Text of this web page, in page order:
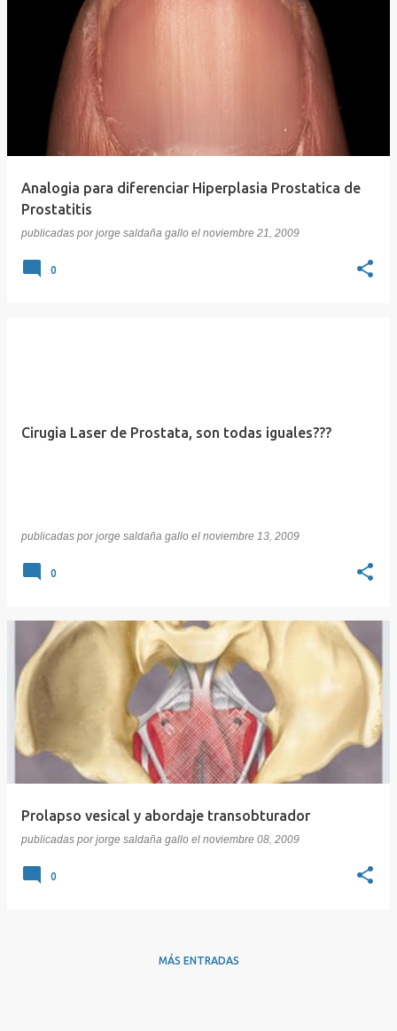
Analogia para diferenciar Hiperplasia Prostatica de
Prostatitis
publicadas porjorge saldaña gallo el noviembre 21, 2009
0
Cirugia Laser de Prostata, son todas iguales???
publicadas porjorge saldaña gallo el noviembre 13, 2009
0
Prolapso vesical y abordaje transobturador
publicadas porjorge saldaña gallo el noviembre 08, 2009
0
MÁS ENTRADAS